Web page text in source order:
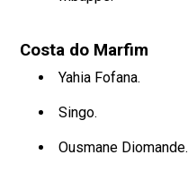
Costa do Marfim
Yahia Fofana.
Singo.
Ousmane Diomande.